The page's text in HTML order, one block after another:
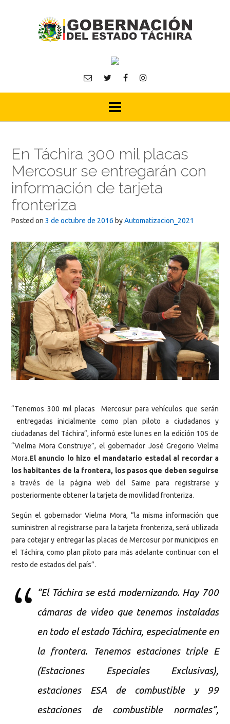
En Táchira 300 mil placas
Mercosur se entregarán con
información de tarjeta
fronteriza
Posted on 3 de octubre de 2016 byAutomatizacion_2021
“Tenemos 300 mil placas Mercosur para vehículos que serán
entregadas inicialmente como plan piloto a ciudadanos y
ciudadanas del Táchira”, informó este lunes en la edición 105 de
“Vielma Mora Construye”, el gobernador José Gregorio Vielma
Mora.El anuncio lo hizo el mandatario estadal al recordar a
los habitantes de la frontera, los pasos que deben seguirse
a través de la página web del Saime para registrarse y
posteriormente obtener la tarjeta de movilidad fronteriza.
Según el gobernador Vielma Mora, “la misma información que
suministren al registrarse para la tarjeta fronteriza, será utilizada
para cotejar y entregar las placas de Mercosur por municipios en
el Táchira, como plan piloto para más adelante continuar con el
resto de estados del país”.
“El Táchira se está modernizando. Hay 700
cámaras de video que tenemos instaladas
en todo el estado Táchira, especialmente en
la frontera. Tenemos estaciones triple E
(Estaciones Especiales Exclusivas),
estaciones ESA de combustible y 99
estaciones de combustible normales”,